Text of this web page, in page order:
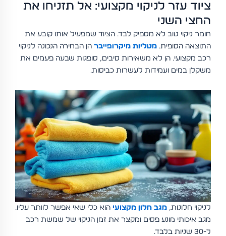
ציוד עזר לניקוי מקצועי: אל תזניחו את
החצי השני
חומר ניקוי טוב לא מספיק לבד. הציוד שמפעיל אותו קובע את
התוצאה הסופית. מטליות מיקרופייברהן הבחירה הנכונה לניקוי
רכב מקצועי. הן לא משאירות סיבים, סופגות שבעה פעמים את
משקלן במים ועמידות לעשרות כביסות.
לניקוי חלונות, מגב חלון מקצועיהוא כלי שאי אפשר לוותר עליו.
מגב איכותי מונע פסים ומקצר את זמן הניקוי של שמשת רכב
ל-30 שניות בלבד.